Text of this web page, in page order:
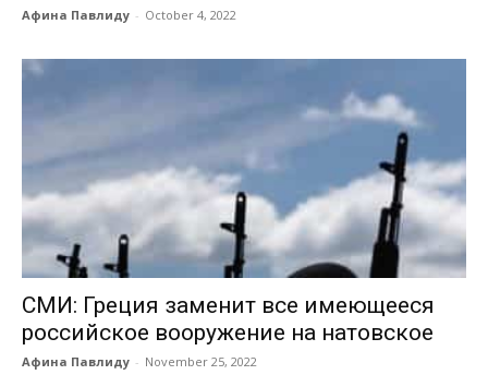
Афина Павлиду - October 4, 2022
СМИ: Греция заменит все имеющееся
российское вооружение на натовское
Афина Павлиду - November 25, 2022